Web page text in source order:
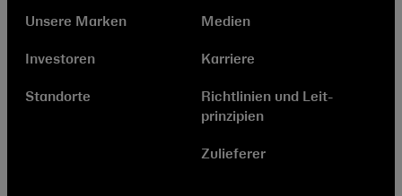
Unsere Marken
Investoren
Standorte
Medien
Karriere
Richtlinien und Leit­
prinzipien
Zulieferer